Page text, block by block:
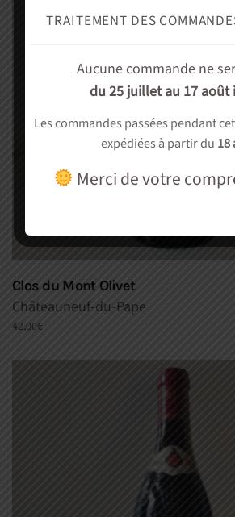
Clos du Mont Olivet
Châteauneuf-du-Pape
42,00€
TRAITEMENT DES
Aucune commande ne
du 25 juillet au 17 août
Les commandes passées pendant
expédiées à partir du 18
Merci de votre